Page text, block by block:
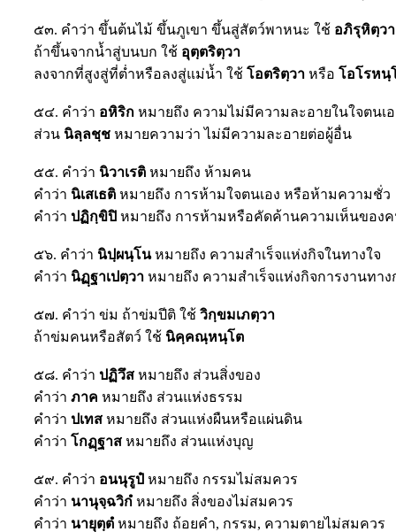
๕๓. คำว่า ขึ้นต้นไม้ ขึ้นภูเขา ขึ้นสู่สัตว์พาหนะ ใช้ อภิรุหิตฺวา
ถ้าขึ้นจากน้ำสู่บนบก ใช้ อุตฺตริตฺวา
ลงจากที่สูงสู่ที่ต่ำหรือลงสู่แม่น้ำ ใช้ โอตริตฺวา หรือ โอโรหนฺ
๕๔. คำว่า อหิริก หมายถึง ความไม่มีความละอายในใจตนเ
ส่วน นิลฺลชฺช หมายความว่า ไม่มีความละอายต่อผู้อื่น
๕๕. คำว่า นิวาเรติ หมายถึง ห้ามคน
คำว่า นิเสเธติ หมายถึง การห้ามใจตนเอง หรือห้ามความชั่ว
คำว่า ปฏิกฺขิปิ หมายถึง การห้ามหรือคัดค้านความเห็นของ
๕๖. คำว่า นิปฺผนฺโนหมายถึง ความสำเร็จแห่งกิจในทางใจ
คำว่า นิฏฺฐาเปตฺวา หมายถึง ความสำเร็จแห่งกิจการงานทาง
๕๗. คำว่า ข่ม ถ้าข่มปีติ ใช้ วิกฺขมเภตฺวา
ถ้าข่มคนหรือสัตว์ ใช้ นิคฺคณฺหนฺโต
๕๘. คำว่า ปฏิวึส หมายถึง ส่วนสิ่งของ
คำว่า ภาค หมายถึง ส่วนแห่งธรรม
คำว่า ปเทส หมายถึง ส่วนแห่งผืนหรือแผ่นดิน
คำว่า โกฏฺฐาส หมายถึง ส่วนแห่งบุญ
๕๙. คำว่า อนนุรูปํ หมายถึง กรรมไม่สมควร
คำว่า นานุจฺฉวิกํ หมายถึง สิ่งของไม่สมควร
คำว่า นายุตฺตํ หมายถึง ถ้อยคำ, กรรม, ความตายไม่สมควร